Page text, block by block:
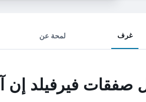
غرف لمحة عن
صفقات فيرفيلد إن